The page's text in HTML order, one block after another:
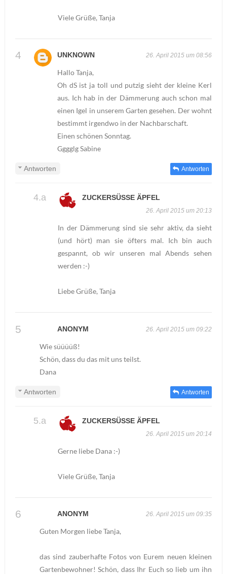
Viele Grüße, Tanja
UNKNOWN 26. April 2015 um 08:56
Hallo Tanja,
Oh dS ist ja toll und putzig sieht der kleine Kerl
aus. Ich hab in der Dämmerung auch schon mal
einen Igel in unserem Garten gesehen. Der wohnt
bestimmt irgendwo in der Nachbarschaft.
Einen schönen Sonntag.
Gggglg Sabine
Antworten
Antworten
ZUCKERSÜSSE ÄPFEL
26. April 2015 um 20:13
In der Dämmerung sind sie sehr aktiv, da sieht
(und hört) man sie öfters mal. Ich bin auch
gespannt, ob wir unseren mal Abends sehen
werden :-)
Liebe Grüße, Tanja
ANONYM 26. April 2015 um 09:22
Wie süüüüß!
Schön, dass du das mit uns teilst.
Dana
Antworten
Antworten
ZUCKERSÜSSE ÄPFEL
26. April 2015 um 20:14
Gerne liebe Dana :-)
Viele Grüße, Tanja
ANONYM 26. April 2015 um 09:35
Guten Morgen liebe Tanja,
das sind zauberhafte Fotos von Eurem neuen kleinen
Gartenbewohner! Schön, dass Ihr Euch so lieb um ihn